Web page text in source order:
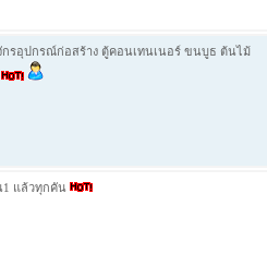
กรอุปกรณ์ก่อสร้าง ตู้คอนเทนเนอร์ ขนบูธ ต้นไม้
1 แล้วทุกคัน